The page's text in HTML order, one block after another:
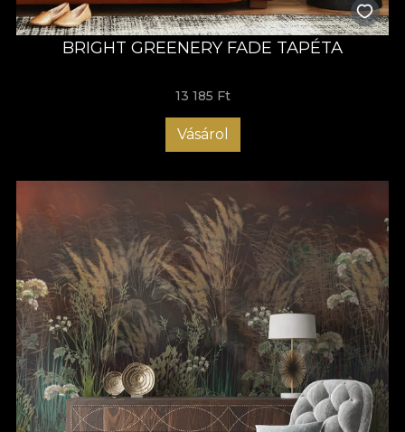
BRIGHT GREENERY FADE TAPÉTA
13 185 Ft
Vásárol